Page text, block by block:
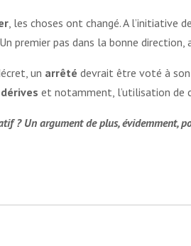
, les choses ont changé. A l’initiative
premier pas dans la bonne direction,
un arrêté devrait être voté à
dérives et notamment, l’utilisation de
? Un argument de plus, évidemment,